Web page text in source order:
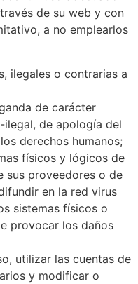
de su web y con
a no emplearlos
ilegales o contrarias a
de carácter
de apología del
derechos humanos;
físicos y lógicos de
sus proveedores o de
en la red virus
sistemas físicos o
provocar los daños
utilizar las cuentas de
y modificar o